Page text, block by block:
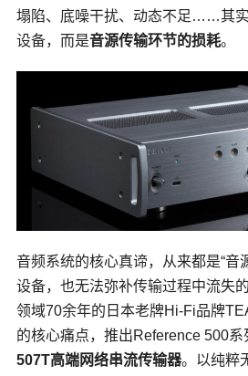
塌陷、底噪干扰、动态不足……其
设备，而是音源传输环节的损耗。
音频系统的核心真谛，从来都是“音
设备，也无法弥补传输过程中流失
领域70余年的日本老牌Hi-Fi品牌
的核心痛点，推出Reference 500
507T高端网络串流传输器。以纯粹